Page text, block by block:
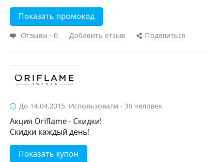
Показать промокод
Отзывы - 0 Добавить отзыв Поделиться
До 14.04.2015. Использовали - 36 человек
Акция Oriflame - Скидки!
Скидки каждый день!
Показать купон